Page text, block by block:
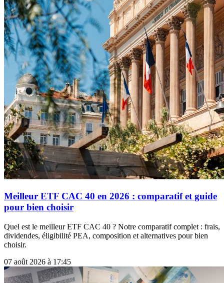
Meilleur ETF CAC 40 en 2026 : comparatif et guide
pour bien choisir
Quel est le meilleur ETF CAC 40 ? Notre comparatif complet : frais,
dividendes, éligibilité PEA, composition et alternatives pour bien
choisir.
07 août 2026 à 17:45